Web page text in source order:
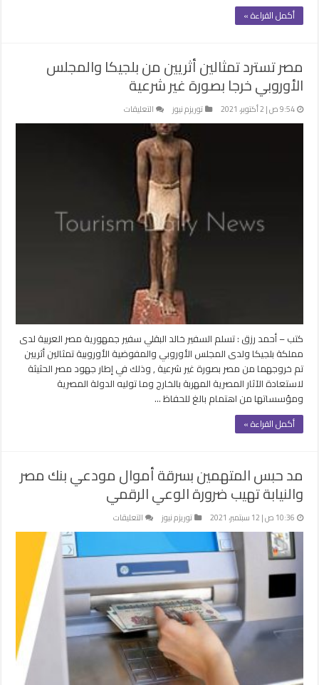
أكمل القراءة »
مصر تسترد تمثالين أثريين من بلجيكا والمجلس
الأوروبي خرجا بصورة غير شرعية
9:54 ص | 2 أكتوبر، 2021 توريزم نيوز التعليقات
مصر
الأوروبي
كتب – أحمد رزق : تسلم السفير خالد البقلي سفير جمهورية مصر العربية لدى
مملكة بلجيكا ولدى المجلس الأوروبي والمفوضية الأوروبية تمثالين أثريين
تم خروجهما من مصر بصورة غير شرعية , وذلك في إطار جهود مصر الحثيثة
لاستعادة الآثار المصرية المهربة بالخارج وما توليه الدولة المصرية
ومؤسساتها من اهتمام بالغ للحفاظ …
أكمل القراءة »
مد حبس المتهمين بسرقة أموال مودعي بنك مصر
والنيابة تهيب ضرورة الوعي الرقمي
10:36 ص | 12 سبتمبر، 2021 توريزم نيوز التعليقات
مد
المتهمين
أموال
مودعي
بنك
مصر
والنيابة